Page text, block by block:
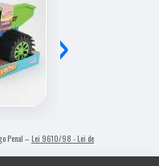
›
Penal – Lei 9610/98 - Lei de